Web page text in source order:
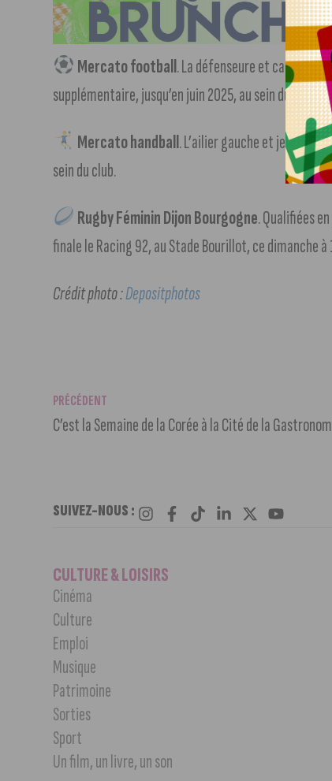
Mercato football. La défenseure et capitaine
supplémentaire, jusqu’en juin 2025, au sein du club.+
Mercato handball. L’ailier gauche et jeune
sein du club.
Rugby Féminin Dijon Bourgogne. Qualifiées
finale le Racing 92, au Stade Bourillot, ce dimanche à
Crédit photo :Depositphotos
PRÉCÉDENT
C’est la Semaine de la Corée à la Cité de la
SUIVEZ-NOUS :
CULTURE & LOISIRS
Cinéma
Culture
Emploi
Musique
Patrimoine
Sorties
Sport
Un film, un livre, un son